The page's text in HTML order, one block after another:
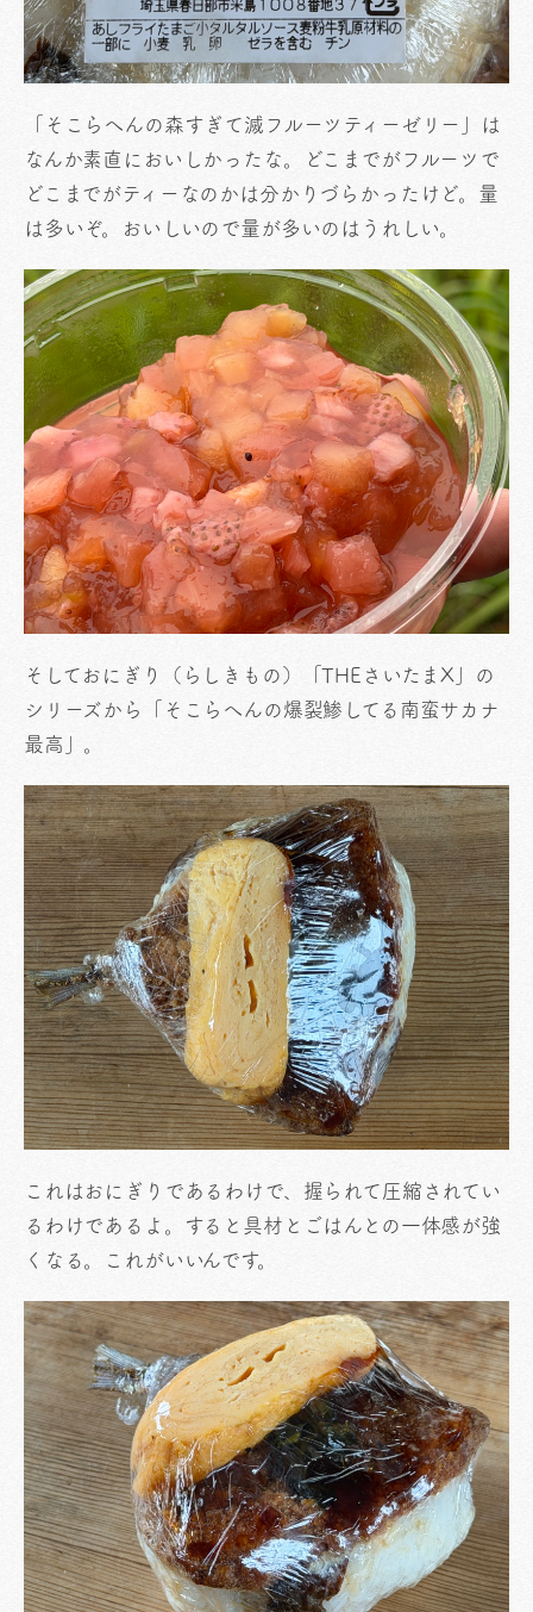
「そこらへんの森すぎて滅フルーツティーゼリー」は
なんか素直においしかったな。どこまでがフルーツで
どこまでがティーなのかは分かりづらかったけど。量
は多いぞ。おいしいので量が多いのはうれしい。
そしておにぎり（らしきもの）「THEさいたまX」の
シリーズから「そこらへんの爆裂鯵してる南蛮サカナ
最高」。
これはおにぎりであるわけで、握られて圧縮されてい
るわけであるよ。すると具材とごはんとの一体感が強
くなる。これがいいんです。